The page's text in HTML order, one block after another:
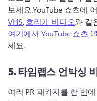
보세요.YouTube 쇼츠에
VHS, 흐리게 비디오와 같
여기에서 YouTube 쇼츠
세요.
5.타임랩스 언박싱
여러 PR 패키지를 한 번